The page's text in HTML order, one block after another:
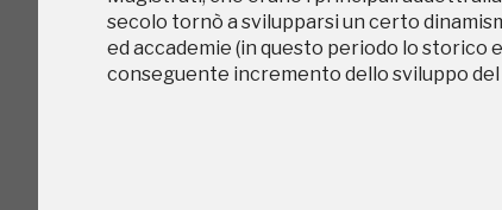
secolo tornò a svilupparsi un certo
ed accademie (in questo periodo lo storico
conseguente incremento dello sviluppo